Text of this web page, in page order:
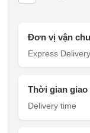
Đơn vị vận
Express Delivery
Thời gian giao
Delivery time